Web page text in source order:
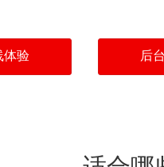
体验 后